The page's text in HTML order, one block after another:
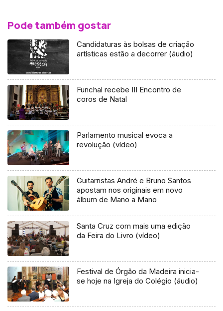
Pode também gostar
Candidaturas às bolsas de criação
artísticas estão a decorrer (áudio)
Funchal recebe III Encontro de
coros de Natal
Parlamento musical evoca a
revolução (vídeo)
Guitarristas André e Bruno Santos
apostam nos originais em novo
álbum de Mano a Mano
Santa Cruz com mais uma edição
da Feira do Livro (vídeo)
Festival de Órgão da Madeira inicia-
se hoje na Igreja do Colégio (áudio)